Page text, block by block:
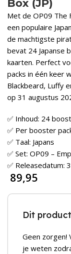
Box (JP)
Met de OP09 The
een populaire
de machtigste
bevat 24 Japanse
kaarten. Perfect
packs in één keer
Blackbeard, Luffy
op 31 augustus
✅ Inhoud: 24
✅ Per booster
✅ Taal: Japans
✅ Set: OP09 –
✅ Releasedatum:
89,95
Dit
Geen zorgen!
je weten